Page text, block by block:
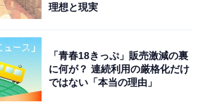
理想と現実
「青春18きっぷ」販売激減の裏
に何が？ 連続利用の厳格化だけ
ではない「本当の理由」